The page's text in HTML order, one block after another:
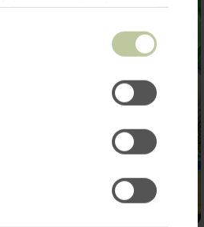
Rahmen Ihrer Nutzung